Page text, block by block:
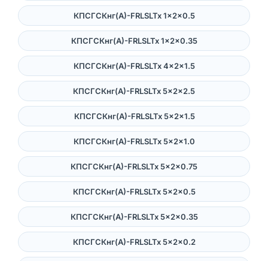
КПСГСКнг(А)-FRLSLTx 1×2×0.5
КПСГСКнг(А)-FRLSLTx 1×2×0.35
КПСГСКнг(А)-FRLSLTx 4×2×1.5
КПСГСКнг(А)-FRLSLTx 5×2×2.5
КПСГСКнг(А)-FRLSLTx 5×2×1.5
КПСГСКнг(А)-FRLSLTx 5×2×1.0
КПСГСКнг(А)-FRLSLTx 5×2×0.75
КПСГСКнг(А)-FRLSLTx 5×2×0.5
КПСГСКнг(А)-FRLSLTx 5×2×0.35
КПСГСКнг(А)-FRLSLTx 5×2×0.2